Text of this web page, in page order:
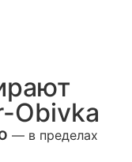
Obivka
— в пределах